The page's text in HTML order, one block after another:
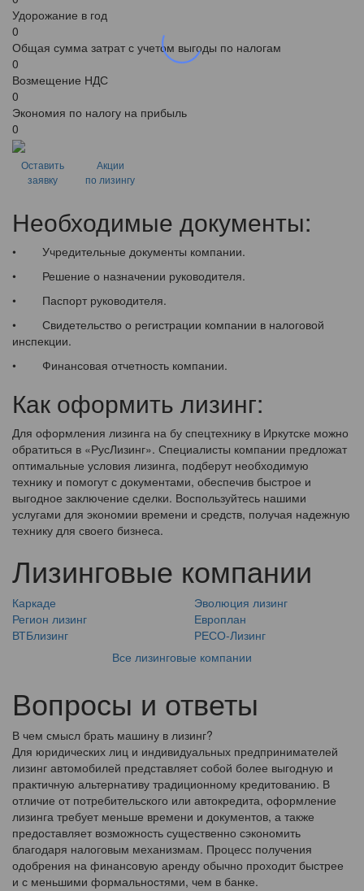
Удорожание в год
0
Общая сумма затрат с учетом выгоды по налогам
0
Возмещение НДС
0
Экономия по налогу на прибыль
0
Оставить
заявку
Акции
по лизингу
Необходимые документы:
• Учредительные документы компании.
• Решение о назначении руководителя.
• Паспорт руководителя.
• Свидетельство о регистрации компании в налоговой
инспекции.
• Финансовая отчетность компании.
Как оформить лизинг:
Для оформления лизинга на бу спецтехнику в Иркутске можно
обратиться в «РусЛизинг». Специалисты компании предложат
оптимальные условия лизинга, подберут необходимую
технику и помогут с документами, обеспечив быстрое и
выгодное заключение сделки. Воспользуйтесь нашими
услугами для экономии времени и средств, получая надежную
технику для своего бизнеса.
Лизинговые компании
Каркаде
Эволюция лизинг
Регион лизинг
Европлан
ВТБлизинг
РЕСО-Лизинг
Все лизинговые компании
Вопросы и ответы
В чем смысл брать машину в лизинг?
Для юридических лиц и индивидуальных предпринимателей
лизинг автомобилей представляет собой более выгодную и
практичную альтернативу традиционному кредитованию. В
отличие от потребительского или автокредита, оформление
лизинга требует меньше времени и документов, а также
предоставляет возможность существенно сэкономить
благодаря налоговым механизмам. Процесс получения
одобрения на финансовую аренду обычно проходит быстрее
и с меньшими формальностями, чем в банке.